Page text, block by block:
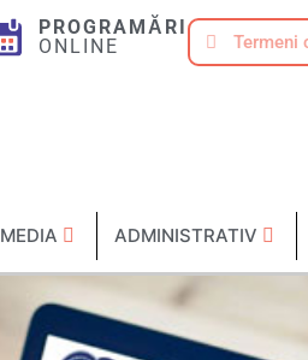
PROGRAMĂRI
ONLINE
MEDIA ADMINISTRATIV